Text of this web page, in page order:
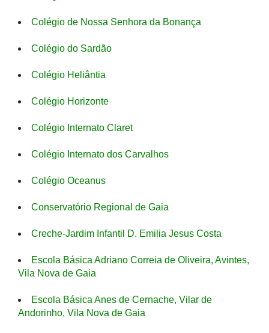
Colégio de Nossa Senhora da Bonança
Colégio do Sardão
Colégio Heliântia
Colégio Horizonte
Colégio Internato Claret
Colégio Internato dos Carvalhos
Colégio Oceanus
Conservatório Regional de Gaia
Creche-Jardim Infantil D. Emilia Jesus Costa
Escola Básica Adriano Correia de Oliveira, Avintes,
Vila Nova de Gaia
Escola Básica Anes de Cernache, Vilar de
Andorinho, Vila Nova de Gaia